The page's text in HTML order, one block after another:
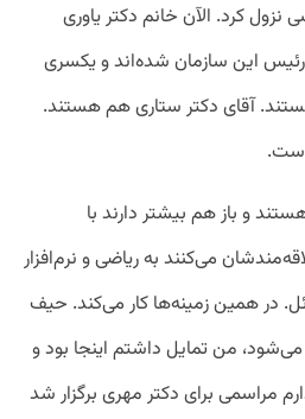
کرد. الآن خانم دکتر یاوری
این سازمان شده‌اند و یکسری
آقای دکتر ستاری هم هستند.
و باز هم بیشتر دارند با
می‌کنند به ریاضی و نرم‌افزار
در همین زمینه‌ها کار می‌کند. حیف
می‌شود، من تمایل داشتم اینجا بود و
مراسمی برای دکتر مهری برگزار شد